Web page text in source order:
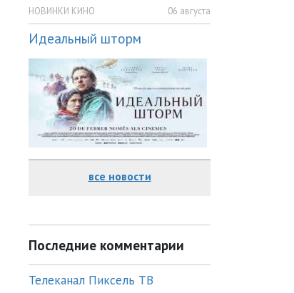
НОВИНКИ КИНО 06 августа
Идеальный шторм
все новости
Последние комментарии
Телеканал Пиксель ТВ